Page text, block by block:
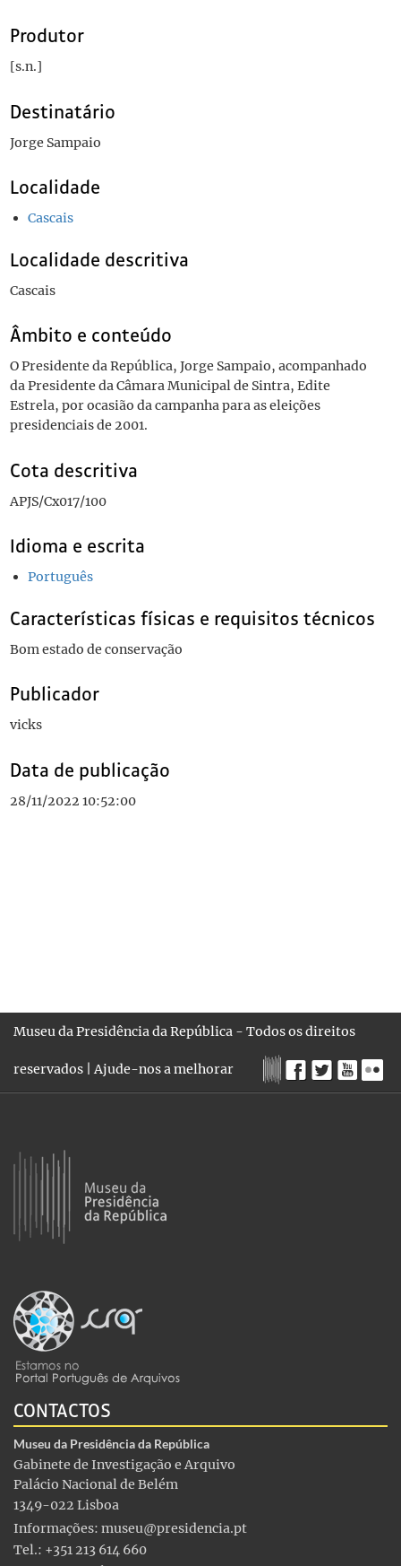
Produtor
[s.n.]
Destinatário
Jorge Sampaio
Localidade
Cascais
Localidade descritiva
Cascais
Âmbito e conteúdo
O Presidente da República, Jorge Sampaio, acompanhado
da Presidente da Câmara Municipal de Sintra, Edite
Estrela, por ocasião da campanha para as eleições
presidenciais de 2001.
Cota descritiva
APJS/Cx017/100
Idioma e escrita
Português
Características físicas e requisitos técnicos
Bom estado de conservação
Publicador
vicks
Data de publicação
28/11/2022 10:52:00
Museu da Presidência da República - Todos os direitos
reservados |Ajude-nos a melhorar
CONTACTOS
Museu da Presidência da República
Gabinete de Investigação e Arquivo
Palácio Nacional de Belém
1349-022 Lisboa
Informações: museu@presidencia.pt
Tel.: +351 213 614 660